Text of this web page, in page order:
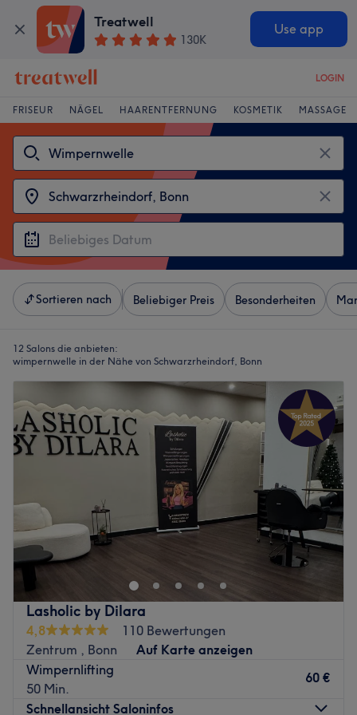
Treatwell
130K
Use app
LOGIN
FRISEUR NÄGEL HAARENTFERNUNG KOSMETIK MASSAGE
Sortieren nach Beliebiger Preis Besonderheiten
12 Salons die anbieten:
wimpernwelle in der Nähe von Schwarzrheindorf, Bonn
Lasholic by Dilara
4,8
110 Bewertungen
Zentrum , Bonn
Auf Karte anzeigen
Wimpernlifting
50 Min.
60 €
Schnellansicht Saloninfos